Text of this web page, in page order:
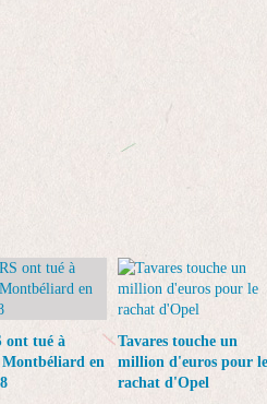
ont tué à
Montbéliard en
Tavares touche un
million d'euros pour le
rachat d'Opel